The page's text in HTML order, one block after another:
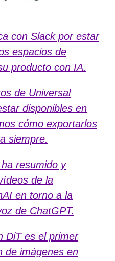
con Slack por estar
espacios de
producto con IA.
de Universal
disponibles en
cómo exportarlos
siempre.
resumido y
de la
en torno a la
de ChatGPT.
DiT es el primer
de imágenes en